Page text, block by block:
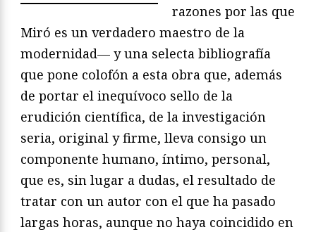
razones por las que
Miró es un verdadero maestro de la
modernidad— y una selecta bibliografía
que pone colofón a esta obra que, además
de portar el inequívoco sello de la
erudición científica, de la investigación
seria, original y firme, lleva consigo un
componente humano, íntimo, personal,
que es, sin lugar a dudas, el resultado de
tratar con un autor con el que ha pasado
largas horas, aunque no haya coincidido en